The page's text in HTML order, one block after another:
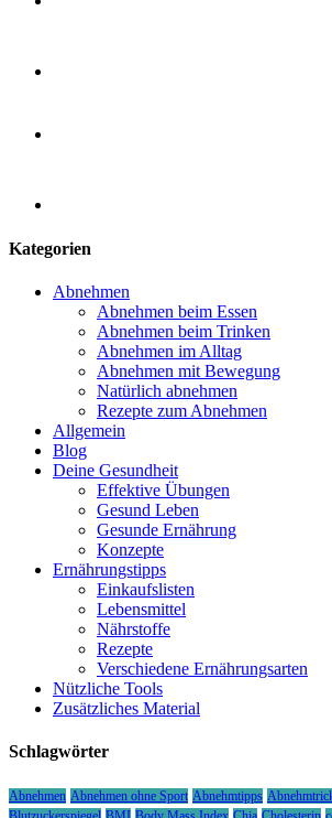
Kategorien
Abnehmen
Abnehmen beim Essen
Abnehmen beim Trinken
Abnehmen im Alltag
Abnehmen mit Bewegung
Natürlich abnehmen
Rezepte zum Abnehmen
Allgemein
Blog
Deine Gesundheit
Effektive Übungen
Gesund Leben
Gesunde Ernährung
Konzepte
Ernährungstipps
Einkaufslisten
Lebensmittel
Nährstoffe
Rezepte
Verschiedene Ernährungsarten
Nützliche Tools
Zusätzliches Material
Schlagwörter
Abnehmen Abnehmen ohne Sport Abnehmtipps